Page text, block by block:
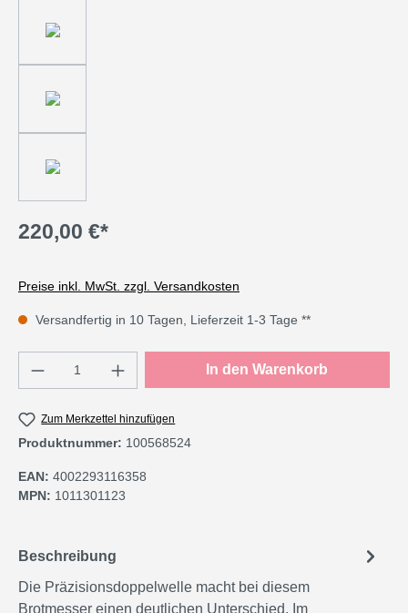
220,00 €*
Preise inkl. MwSt. zzgl. Versandkosten
Versandfertig in 10 Tagen, Lieferzeit 1-3 Tage **
Produkt Anzahl: Gib den gewünschten
In den Warenkorb
Zum Merkzettel hinzufügen
Produktnummer: 100568524
EAN: 4002293116358
MPN: 1011301123
Beschreibung
Die Präzisionsdoppelwelle macht bei diesem
Brotmesser einen deutlichen Unterschied. Im